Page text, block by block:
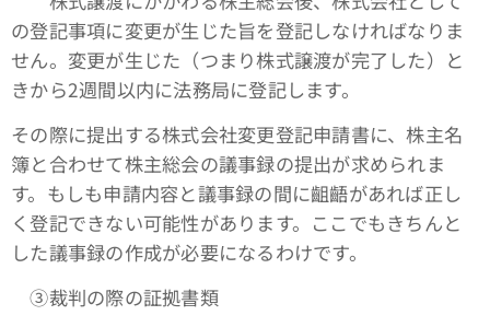
の登記事項に変更が生じた旨を登記しなければなりま
せん。変更が生じた（つまり株式譲渡が完了した）と
きから2週間以内に法務局に登記します。
その際に提出する株式会社変更登記申請書に、株主名
簿と合わせて株主総会の議事録の提出が求められま
す。もしも申請内容と議事録の間に齟齬があれば正し
く登記できない可能性があります。ここでもきちんと
した議事録の作成が必要になるわけです。
③裁判の際の証拠書類